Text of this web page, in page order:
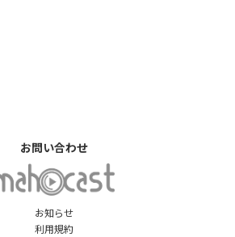
お知らせ
利用規約
お問い合わせ